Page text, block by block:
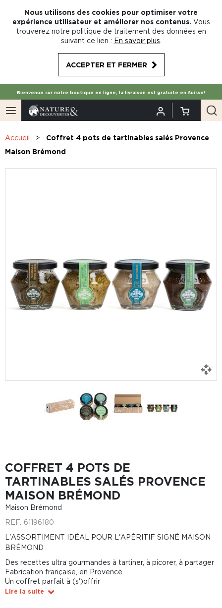
Nous utilisons des cookies pour optimiser votre
expérience utilisateur et améliorer nos contenus. Vous
trouverez notre politique de traitement des données en
suivant ce lien : En savoir plus
ACCEPTER ET FERMER
Bienvenue sur notre boutique en ligne, la livraison est gratuite en Suisse!
Accueil
Coffret 4 pots de tartinables salés Provence
Maison Brémond
COFFRET 4 POTS DE
TARTINABLES SALÉS PROVENCE
MAISON BRÉMOND
Maison Brémond
REF. 61196180
L'ASSORTIMENT IDÉAL POUR L'APÉRITIF SIGNÉ MAISON
BRÉMOND
Des recettes ultra gourmandes à tartiner, à picorer, à partager
Fabrication française, en Provence
Un coffret parfait à (s')offrir
Lire la suite